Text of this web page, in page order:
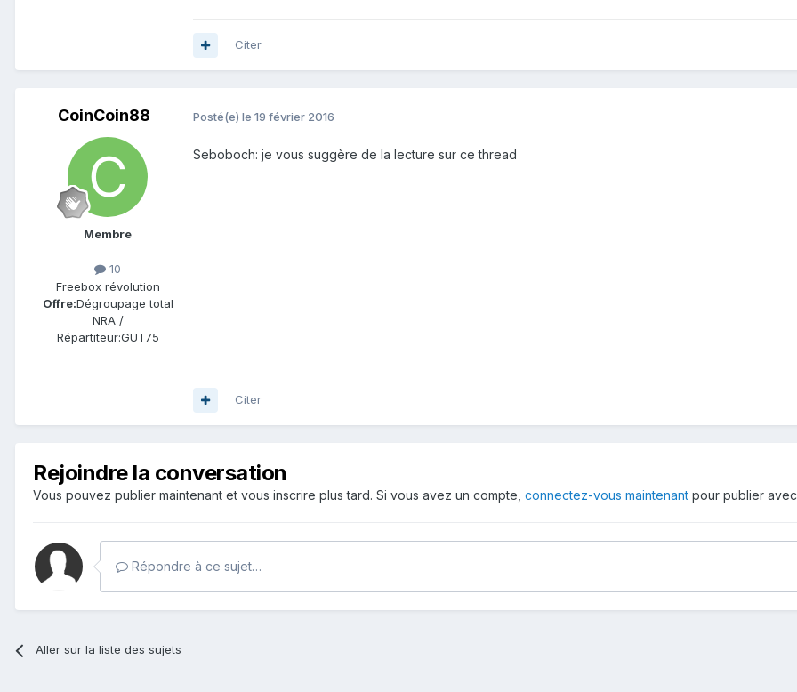
Citer
CoinCoin88
Membre
10
Freebox révolution
Offre:Dégroupage total
NRA /
Répartiteur:GUT75
Posté(e) le 19 février 2016
Seboboch: je vous suggère de la lecture sur ce thread
Citer
Rejoindre la conversation
Vous pouvez publier maintenant et vous inscrire plus tard. Si vous avez un compte, connectez-vous maintenant pour publier
Répondre à ce sujet…
Aller sur la liste des sujets